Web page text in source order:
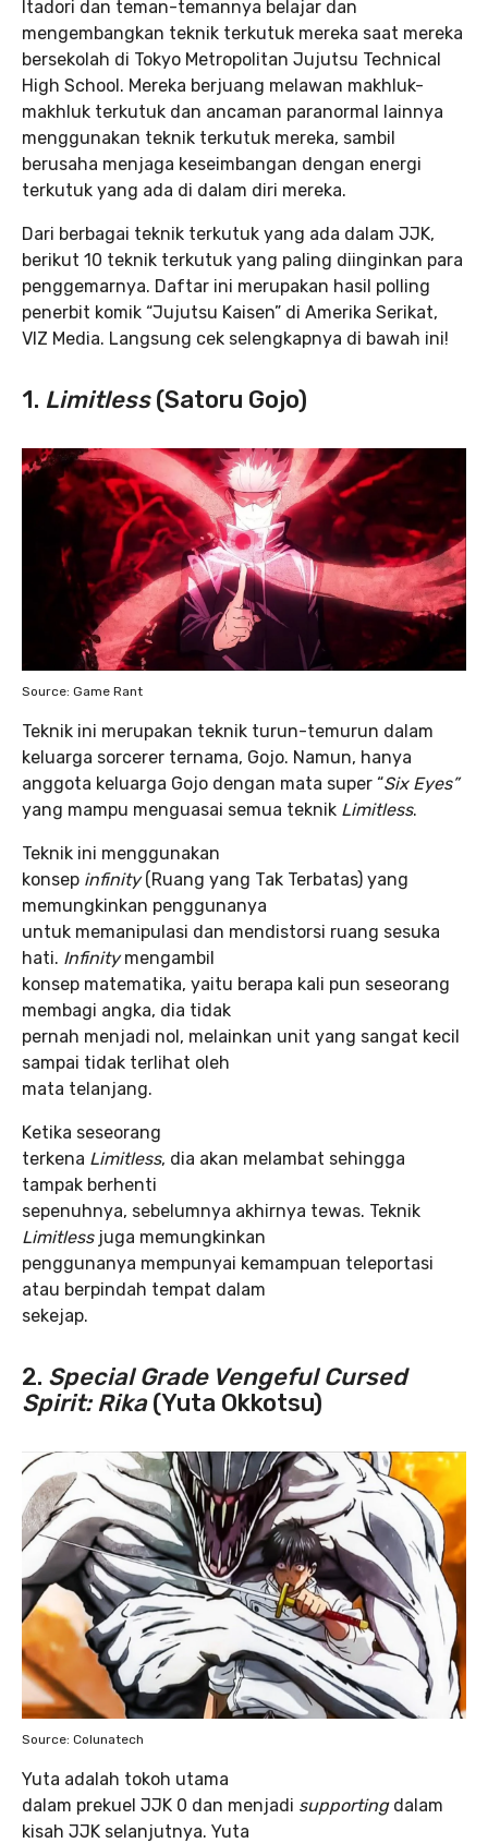
Itadori dan teman-temannya belajar dan
mengembangkan teknik terkutuk mereka saat mereka
bersekolah di Tokyo Metropolitan Jujutsu Technical
High School. Mereka berjuang melawan makhluk-
makhluk terkutuk dan ancaman paranormal lainnya
menggunakan teknik terkutuk mereka, sambil
berusaha menjaga keseimbangan dengan energi
terkutuk yang ada di dalam diri mereka.
Dari berbagai teknik terkutuk yang ada dalam JJK,
berikut 10 teknik terkutuk yang paling diinginkan para
penggemarnya. Daftar ini merupakan hasil polling
penerbit komik “Jujutsu Kaisen” di Amerika Serikat,
VIZ Media. Langsung cek selengkapnya di bawah ini!
1. Limitless(Satoru Gojo)
Source: Game Rant
Teknik ini merupakan teknik turun-temurun dalam
keluarga sorcerer ternama, Gojo. Namun, hanya
anggota keluarga Gojo dengan mata super “Six Eyes”
yang mampu menguasai semua teknik Limitless.
Teknik ini menggunakan
konsep infinity(Ruang yang Tak Terbatas) yang
memungkinkan penggunanya
untuk memanipulasi dan mendistorsi ruang sesuka
hati. Infinitymengambil
konsep matematika, yaitu berapa kali pun seseorang
membagi angka, dia tidak
pernah menjadi nol, melainkan unit yang sangat kecil
sampai tidak terlihat oleh
mata telanjang.
Ketika seseorang
terkena Limitless, dia akan melambat sehingga
tampak berhenti
sepenuhnya, sebelumnya akhirnya tewas. Teknik
Limitlessjuga memungkinkan
penggunanya mempunyai kemampuan teleportasi
atau berpindah tempat dalam
sekejap.
2. Special Grade Vengeful Cursed
Spirit: Rika(Yuta Okkotsu)
Source: Colunatech
Yuta adalah tokoh utama
dalam prekuel JJK 0 dan menjadi supportingdalam
kisah JJK selanjutnya. Yuta